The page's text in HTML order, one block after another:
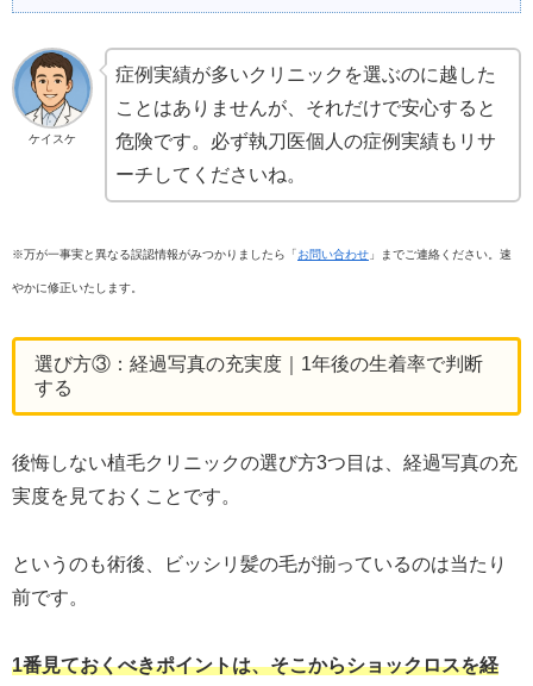
ケイスケ
症例実績が多いクリニックを選ぶのに越した
ことはありませんが、それだけで安心すると
危険です。必ず執刀医個人の症例実績もリサ
ーチしてくださいね。
※万が一事実と異なる誤認情報がみつかりましたら「 お問い合わせ 」までご連絡ください。速
やかに修正いたします。
選び方③：経過写真の充実度｜1年後の生着率で判断
する
後悔しない植毛クリニックの選び方3つ目は、経過写真の充
実度を見ておくことです。
というのも術後、ビッシリ髪の毛が揃っているのは当たり
前です。
1番見ておくべきポイントは、そこからショックロスを経